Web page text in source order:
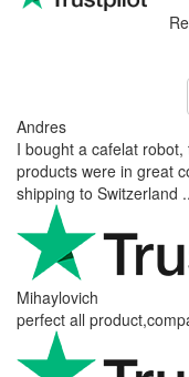
Andres
I bought a cafelat
products were in great
shipping to Switzerland
Mihaylovich
perfect all